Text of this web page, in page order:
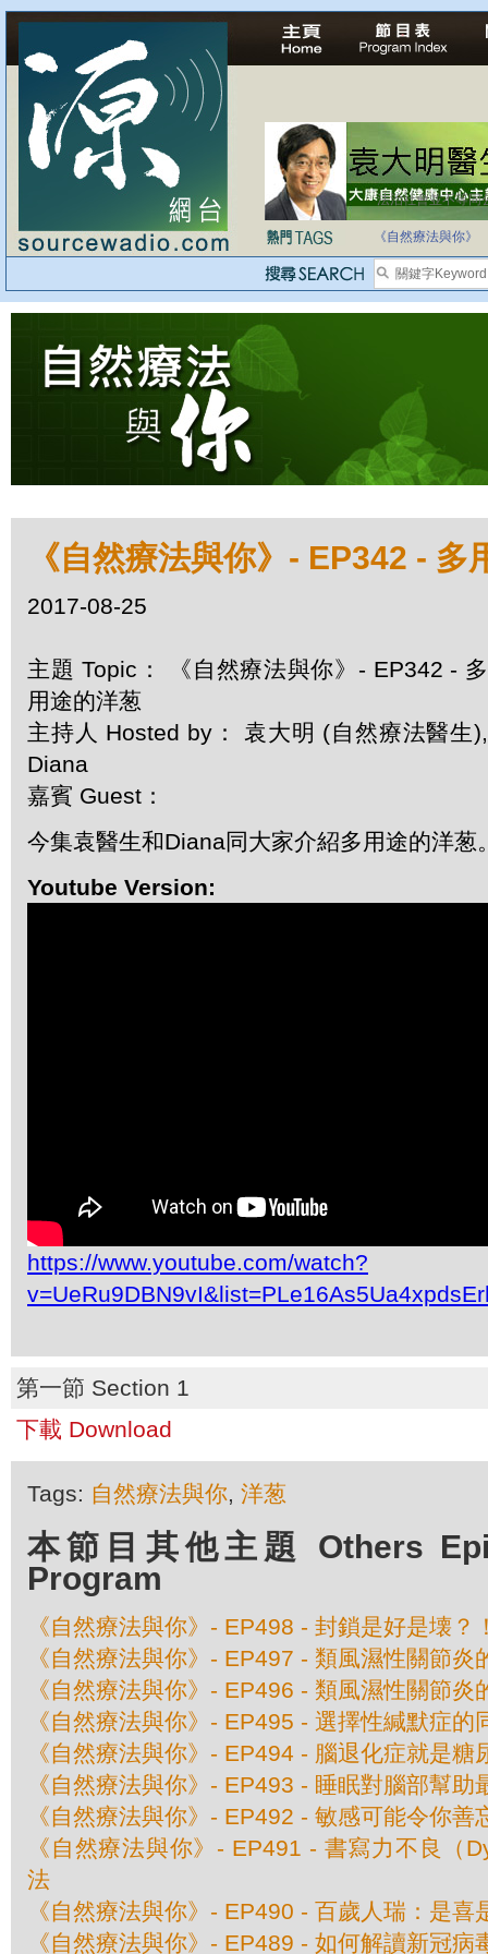
法治社會並不等同
《自然療法與你》
《自然療法與你》- EP342 - 多
2017-08-25
主題 Topic： 《自然療法與你》- EP342 - 多
用途的洋葱
主持人 Hosted by： 袁大明 (自然療法醫生),
Diana
嘉賓 Guest：
今集袁醫生和Diana同大家介紹多用途的洋葱
Youtube Version:
https://www.youtube.com/watch?
第一節 Section 1
下載 Download
Tags: 自然療法與你, 洋葱
本節目其他主題 Others
Program
《自然療法與你》- EP498 - 封鎖是好是壊？
《自然療法與你》- EP497 - 類風濕性關節炎
《自然療法與你》- EP496 - 類風濕性關節炎
《自然療法與你》- EP495 - 選擇性緘默症的
《自然療法與你》- EP494 - 腦退化症就是糖
《自然療法與你》- EP493 - 睡眠對腦部幫助
《自然療法與你》- EP492 - 敏感可能令你善
《自然療法與你》- EP491 - 書寫力不良（
法
《自然療法與你》- EP490 - 百歲人瑞：是喜
《自然療法與你》- EP489 - 如何解讀新冠病